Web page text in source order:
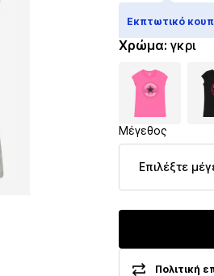
Τελευταία χαμηλότερη
Εκπτωτικό
Χρώμα: γκρι
Μέγεθος
Επιλέξτε
Πολιτική